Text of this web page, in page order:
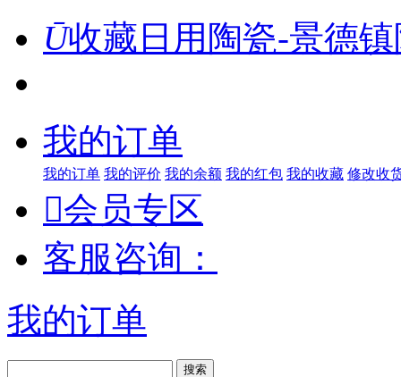
Ū收藏日用陶瓷-景德
我的订单
我的订单 我的评价 我的余额 我的红包 我的收藏 修改收
会员专区
客服咨询：
我的订单
搜索